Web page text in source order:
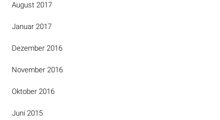
August 2017
Januar 2017
Dezember 2016
November 2016
Oktober 2016
Juni 2015